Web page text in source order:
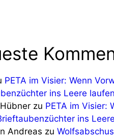
PETA im Visier: Wenn
ins Leere laufen
zu PETA im Visier:
ins
Andreas zu